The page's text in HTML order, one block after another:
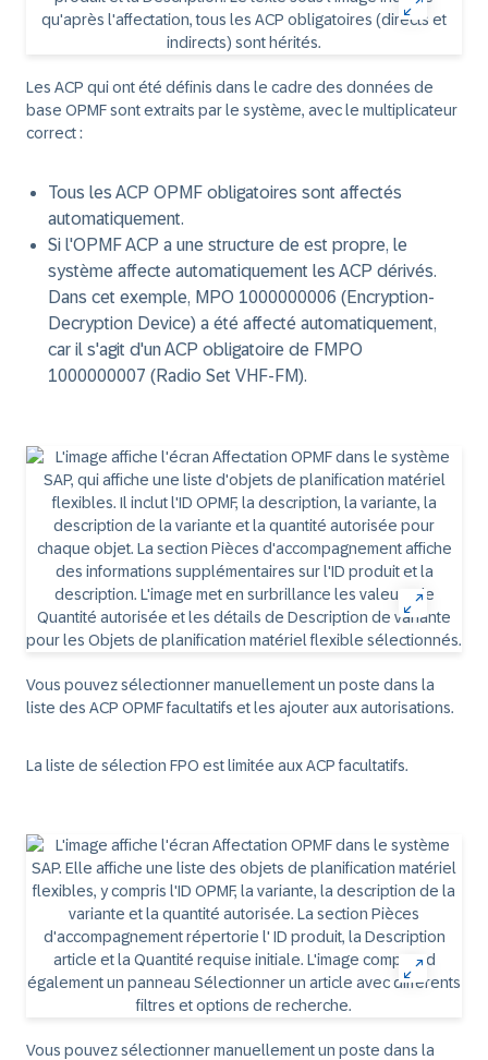
Les ACP qui ont été définis dans le cadre des données de
base OPMF sont extraits par le système, avec le multiplicateur
correct :
Tous les ACP OPMF obligatoires sont affectés
automatiquement.
Si l'OPMF ACP a une structure de est propre, le
système affecte automatiquement les ACP dérivés.
Dans cet exemple, MPO 1000000006 (Encryption-
Decryption Device) a été affecté automatiquement,
car il s'agit d'un ACP obligatoire de FMPO
1000000007 (Radio Set VHF-FM).
Vous pouvez sélectionner manuellement un poste dans la
liste des ACP OPMF facultatifs et les ajouter aux autorisations.
La liste de sélection FPO est limitée aux ACP facultatifs.
Vous pouvez sélectionner manuellement un poste dans la